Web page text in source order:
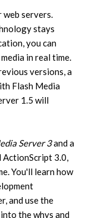
servers.
stays
you can
in real time.
versions, a
Flash Media
1.5 will
Server 3and a
ActionScript 3.0,
You'll learn how
and use the
the whys and